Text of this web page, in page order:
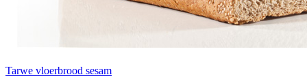
Tarwe vloerbrood sesam